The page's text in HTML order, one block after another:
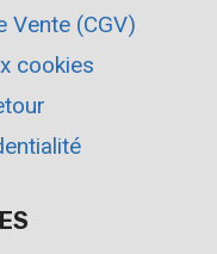
Vente (CGV)
cookies